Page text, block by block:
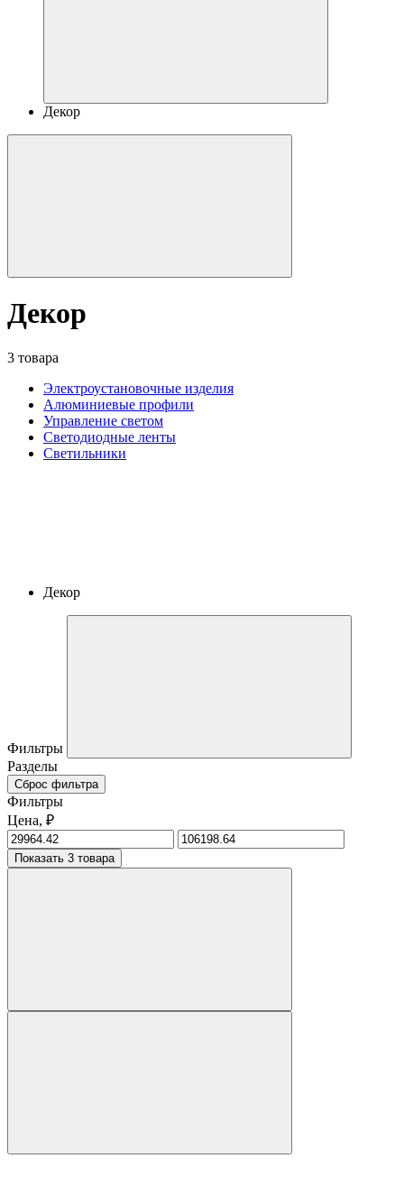
Декор
Декор
3 товара
Электроустановочные изделия
Алюминиевые профили
Управление светом
Светодиодные ленты
Светильники
Декор
Фильтры
Разделы
Сброс фильтра
Фильтры
Цена, ₽
Показать 3 товара